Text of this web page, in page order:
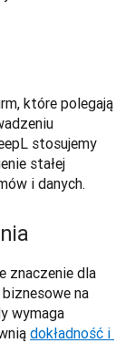
które polegają
stosujemy
stałej
i danych.
znaczenie dla
na
wymaga
dokładność i